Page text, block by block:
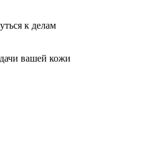
к делам
вашей кожи